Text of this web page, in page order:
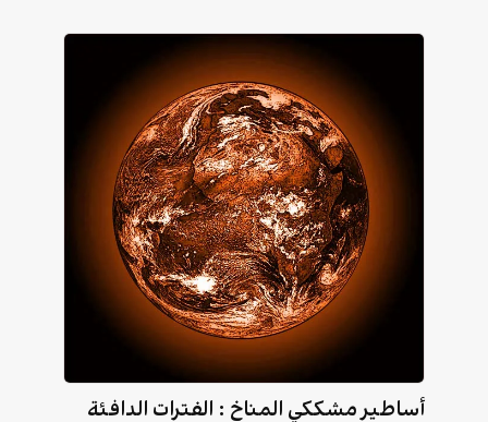
أساطير مشككي المناخ : الفترات الدافئة